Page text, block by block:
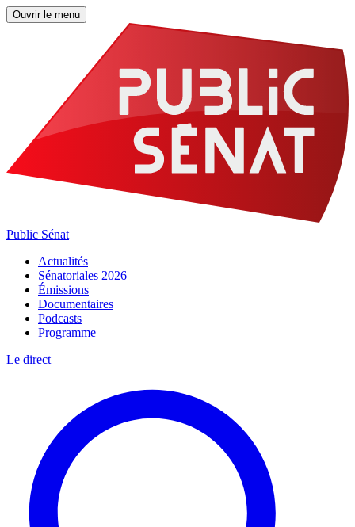
Ouvrir le menu
Public Sénat
Actualités
Sénatoriales 2026
Émissions
Documentaires
Podcasts
Programme
Le direct